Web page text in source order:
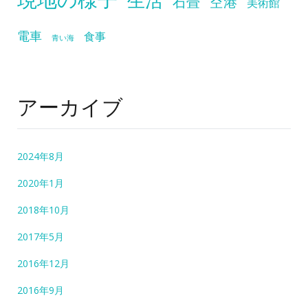
電車 青い海 食事
アーカイブ
2024年8月
2020年1月
2018年10月
2017年5月
2016年12月
2016年9月